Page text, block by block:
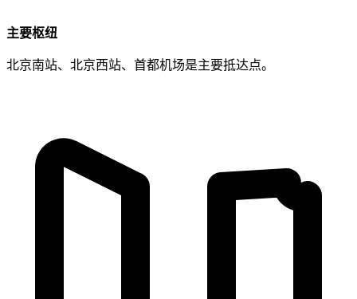
主要枢纽
北京南站、北京西站、首都机场是主要抵达点。